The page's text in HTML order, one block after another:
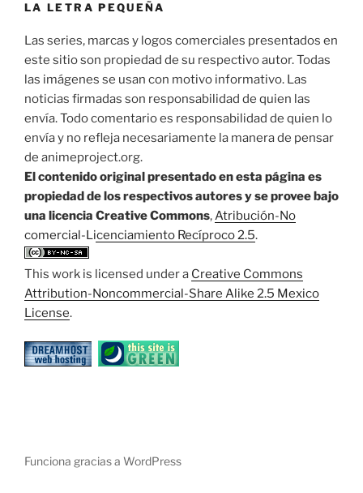
LA LETRA PEQUEÑA
Las series, marcas y logos comerciales presentados en
este sitio son propiedad de su respectivo autor. Todas
las imágenes se usan con motivo informativo. Las
noticias firmadas son responsabilidad de quien las
envía. Todo comentario es responsabilidad de quien lo
envía y no refleja necesariamente la manera de pensar
de animeproject.org.
El contenido original presentado en esta página es
propiedad de los respectivos autores y se provee bajo
una licencia Creative Commons,Atribución-No
comercial-Licenciamiento Recíproco 2.5.
This work is licensed under a Creative Commons
Attribution-Noncommercial-Share Alike 2.5 Mexico
License.
Funciona gracias a WordPress